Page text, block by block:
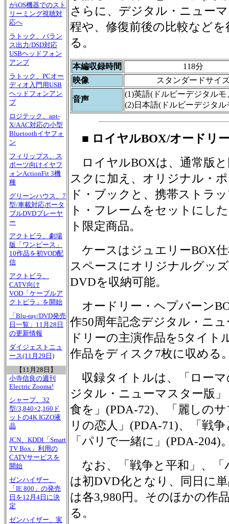
がiOS機器でのスト
リーミング視聴対
応へ
ラトック、バラン
ス出力/DSD対応
USBヘッドフォン
アンプ
ラトック、PCオー
ディオ入門用USB
ヘッドフォンアン
プ
ロジテック、apt-
X/AAC対応の小型
Bluetoothイヤフォ
ン
フィリップス、ス
ポーツ向けイヤフ
ォンActionFit 3機
種
グリーンハウス、7
型/車載対応ポータ
ブルDVDプレーヤ
ー
アクトビラ、劇場
版「ワンピース」
10作品を初VOD配
信
アクトビラ、
CATV向け
VOD「ケーブルア
クトビラ」を開始
「Blu-ray/DVD発売
日一覧」11月28日
の更新情報
ダイジェストニュ
ース(11月29日)
【11月28日】
小寺信良の週刊
Electric Zooma!
シャープ、32
型/3,840×2,160ド
ットの4K IGZO液
晶
JCN、KDDI「Smart
TV Box」利用の
CATVサービスを
開始
ゼンハイザー、
「IE 800」の発売
日を12月4日に決
定
ゼンハイザー、実
さらに、デジタル・ニュー
程や、修復前後の比較など
る。
本編収録時間
118分
映像
スタンダードサイ
音声
(1)英語(ドルビーデジタルモ
(2)日本語(ドルビーデジタル
■ ロイヤルBOX/オードリ
ロイヤルBOXは、通常版
スクに加え、オリジナル・
ド・ブックと、携帯ストラ
ト・フレームをセットにし
ト限定商品。
ケースはジュエリーBOX
スペースにオリジナルグッ
DVDを収納可能。
オードリー・ヘプバーン
作50周年記念デジタル・ニ
ドリーの主演作品を5タイト
作品をディスク7枚に収める
収録タイトルは、「ローマ
ジタル・ニューマスター版
食を」(PDA-72)、「麗しの
リの恋人」(PDA-71)、「戦
「パリで一緒に」(PDA-204)
なお、「戦争と平和」、「
は初DVD化となり、同日に
は各3,980円。そのほかの作
る。